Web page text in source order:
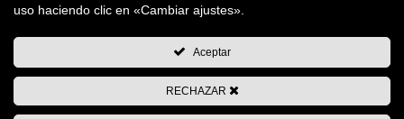
uso haciendo clic en «Cambiar ajustes».
Aceptar
RECHAZAR